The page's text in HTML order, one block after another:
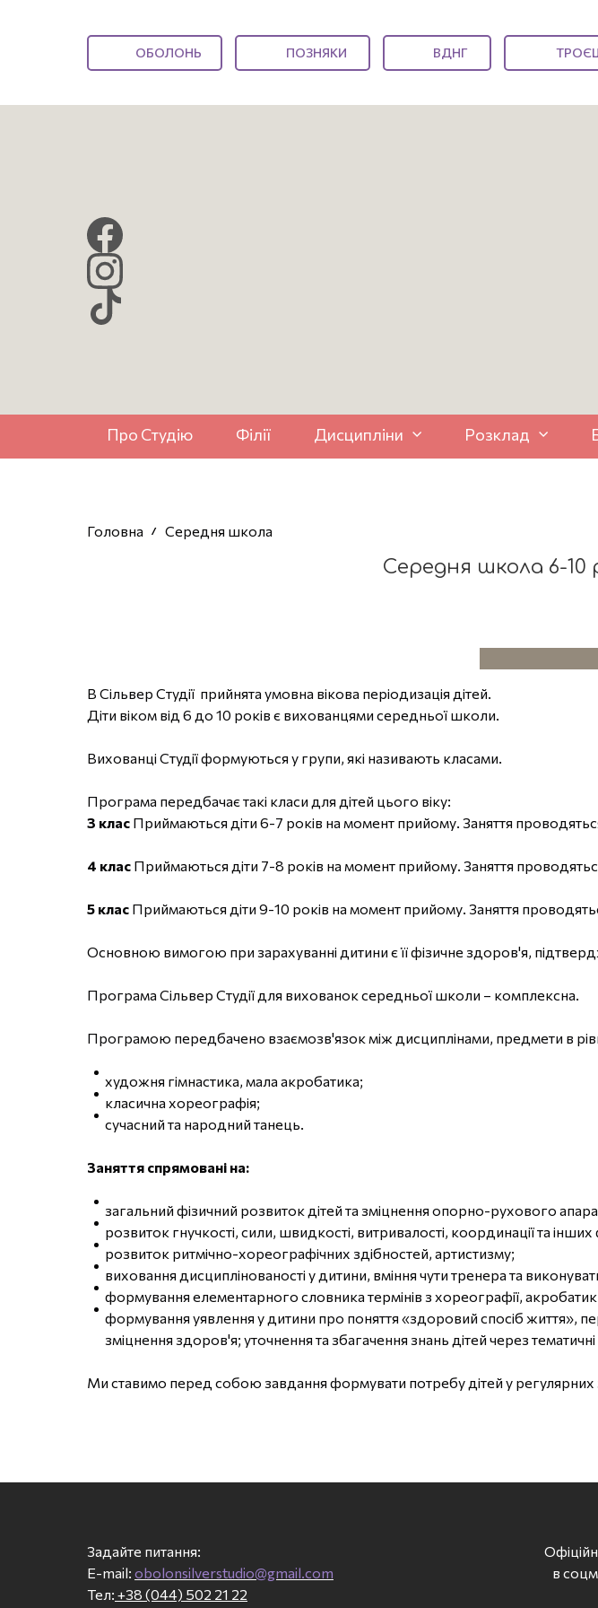
ОБОЛОНЬ ПОЗНЯКИ ВДНГ
Про Студію Філії Дисципліни Розклад
Головна Середня школа
Середня школа 6-10
В Сільвер Студії прийнята умовна вікова періодизація дітей.
Діти віком від 6 до 10 років є вихованцями середньої школи.
Вихованці Студії формуються у групи, які називають класами.
Програма передбачає такі класи для дітей цього віку:
3 клас Приймаються діти 6-7 років на момент прийому. Заняття
4 клас Приймаються діти 7-8 років на момент прийому. Заняття
5 клас Приймаються діти 9-10 років на момент прийому. Заняття
Основною вимогою при зарахуванні дитини є її фізичне здоров'я,
Програма Сільвер Студії для вихованок середньої школи – комплексна.
Програмою передбачено взаємозв'язок між дисциплінами, предмети в
художня гімнастика, мала акробатика;
класична хореографія;
сучасний та народний танець.
Заняття спрямовані на:
загальний фізичний розвиток дітей та зміцнення опорно-рухового
розвиток гнучкості, сили, швидкості, витривалості, координації та
розвиток ритмічно-хореографічних здібностей, артистизму;
виховання дисциплінованості у дитини, вміння чути тренера та
формування елементарного словника термінів з хореографії,
формування уявлення у дитини про поняття «здоровий спосіб життя»,
зміцнення здоров'я; уточнення та збагачення знань дітей через тематичні
Ми ставимо перед собою завдання формувати потребу дітей у
Задайте питання:
E-mail: obolonsilverstudio@gmail.com
Тел: +38 (044) 502 21 22
в